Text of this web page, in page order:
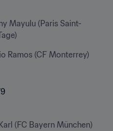
Mayulu (Paris Saint-
Ramos (CF Monterrey)
(FC Bayern München)